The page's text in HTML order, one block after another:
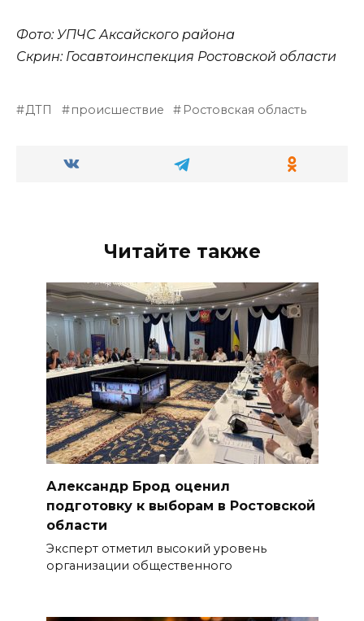
Фото: УПЧС Аксайского района
Скрин: Госавтоинспекция Ростовской области
ДТП происшествие Ростовская область
Читайте также
Александр Брод оценил
подготовку к выборам в Ростовской
области
Эксперт отметил высокий уровень
организации общественного